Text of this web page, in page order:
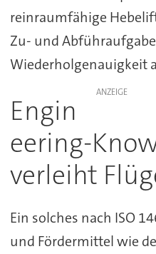
reinraumfähige
Zu- und
Wiederholgenauigkeit
ANZEIGE
Engin
eering-
verleiht
Ein solches nach ISO
und Fördermittel wie